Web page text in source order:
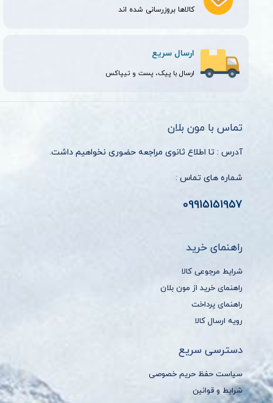
کالاها بروزرسانی شده اند
ارسال سریع
ارسال با پیک، پست و تیپاکس
تماس با مون بلان
آدرس : تا اطلاع ثانوی مراجعه حضوری نخواهیم داشت.
شماره های تماس :
09915151957
راهنمای خرید
شرایط مرجوعی کالا
راهنمای خرید از مون بلان
راهنمای پرداخت
رویه ارسال کالا
دسترسی سریع
سیاست حفظ حریم خصوصی
شرایط و قوانین